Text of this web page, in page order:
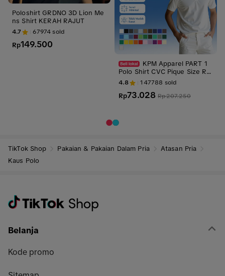
Poloshirt GRDNO 3D Lion Me
ns Shirt KERAH RAJUT
4.7 67974sold
Rp149.500
KPM Apparel PART 1
Polo Shirt CVC Pique Size Re
guler Dewasa Polos Unisex k
aos kerah Formal Pria Lengan
Pendek
4.8 147788 sold
Rp73.028 Rp207.250
TikTok Shop Pakaian & Pakaian Dalam Pria
Atasan Pria
Kaus Polo
Belanja
Kode promo